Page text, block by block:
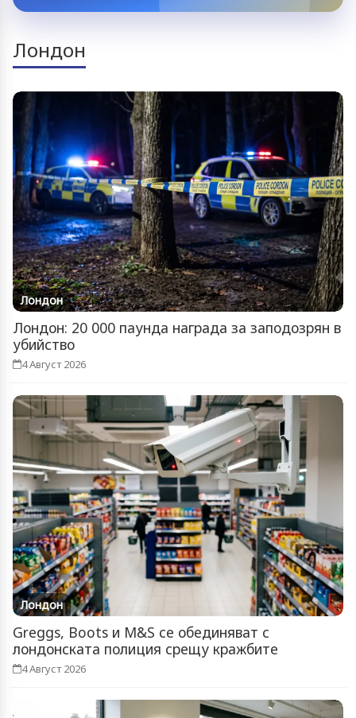
Лондон
Лондон
Лондон: 20 000 паунда награда за заподозрян в
убийство
4 Август 2026
Лондон
Greggs, Boots и M&S се обединяват с
лондонската полиция срещу кражбите
4 Август 2026